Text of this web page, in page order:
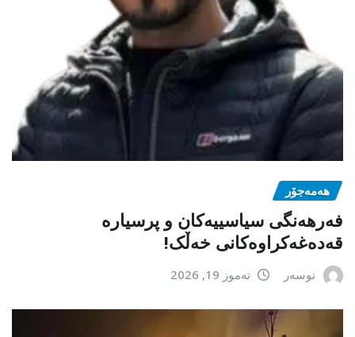
هەمەجۆر
فەرهەنگی سیاسییەکان و پرسیارە
قەدەغەکراوەکانی خەڵک!
نوسەر تەموز 19, 2026